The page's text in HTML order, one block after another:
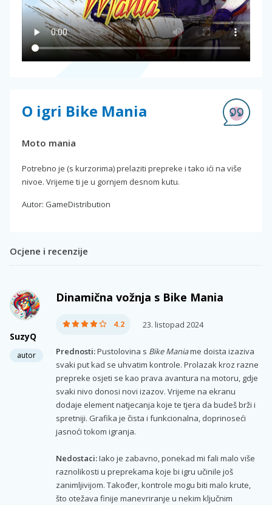
O igri Bike Mania
Moto mania
Potrebno je (s kurzorima) prelaziti prepreke i tako ići na više
nivoe. Vrijeme ti je u gornjem desnom kutu.
Autor: GameDistribution
Ocjene i recenzije
SuzyQ
autor
Dinamična vožnja s Bike Mania
4.2 23. listopad 2024
Prednosti:Pustolovina s Bike Maniame doista izaziva
svaki put kad se uhvatim kontrole. Prolazak kroz razne
prepreke osjeti se kao prava avantura na motoru, gdje
svaki nivo donosi novi izazov. Vrijeme na ekranu
dodaje element natjecanja koje te tjera da budeš brži i
spretniji. Grafika je čista i funkcionalna, doprinoseći
jasnoći tokom igranja.
Nedostaci:Iako je zabavno, ponekad mi fali malo više
raznolikosti u preprekama koje bi igru učinile još
zanimljivijom. Također, kontrole mogu biti malo krute,
što otežava finije manevriranje u nekim ključnim